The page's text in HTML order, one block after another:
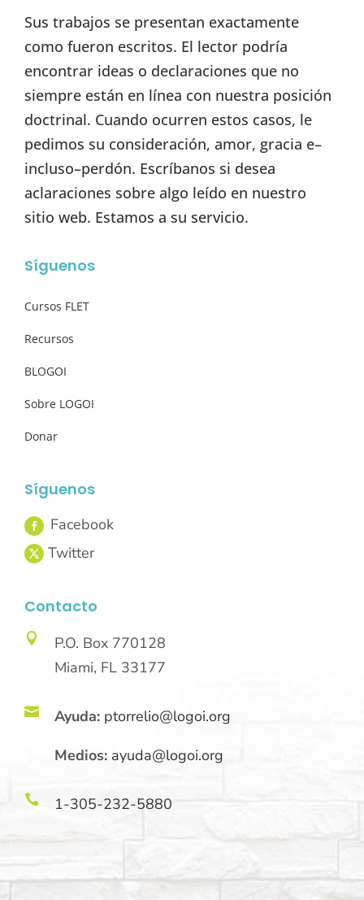
Sus trabajos se presentan exactamente
como fueron escritos. El lector podría
encontrar ideas o declaraciones que no
siempre están en línea con nuestra posición
doctrinal. Cuando ocurren estos casos, le
pedimos su consideración, amor, gracia e–
incluso–perdón. Escríbanos si desea
aclaraciones sobre algo leído en nuestro
sitio web. Estamos a su servicio.
Síguenos
Cursos FLET
Recursos
BLOGOI
Sobre LOGOI
Donar
Síguenos
Contacto

P.O. Box 770128
Miami, FL 33177
 Ayuda: ptorrelio@logoi.org
Medios: ayuda@logoi.org
 1-305-232-5880